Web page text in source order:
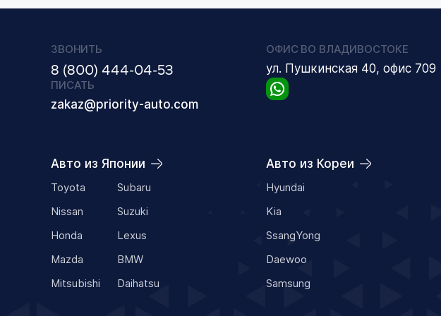
ЗВОНИТЬ
8 (800) 444-04-53
ПИСАТЬ
zakaz@priority-auto.com
ОФИС ВО ВЛАДИВОСТОКЕ
ул. Пушкинская 40, офис 709
Авто из Японии
Toyota
Nissan
Honda
Mazda
Mitsubishi
Subaru
Suzuki
Lexus
BMW
Daihatsu
Авто из Кореи
Hyundai
Kia
SsangYong
Daewoo
Samsung